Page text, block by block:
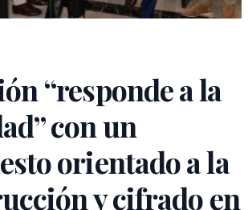
“responde a la
con un
orientado a la
y cifrado en